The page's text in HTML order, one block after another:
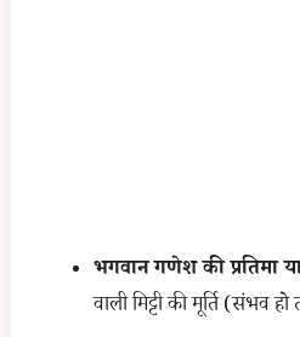
भगवान गणेश की प्रतिमा
वाली मिट्टी की मूर्ति (संभव